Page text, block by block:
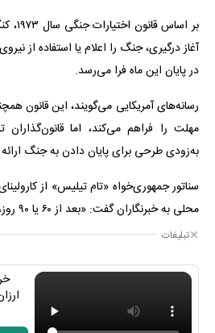
آغاز درگیری، جنگ را اعلام یا استفاده از
در پایان این ماه فرا می‌رسد.
مهلت را فراهم می‌کند، اما قانون‌گذاران
به‌زودی طرحی برای پایان دادن به جنگ
سناتور جمهوری‌خواه «تام تیلیس» از
محلی به خبرنگاران گفت: «بعد از ۶۰ یا ۹۰ روز، وقت تصمیم‌گیری است.»
تبلیغات